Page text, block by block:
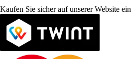
Kaufen Sie sicher auf unserer Website ein